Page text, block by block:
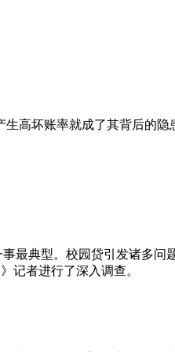
高坏账率就成了其背后的
典型。校园贷引发诸多问
记者进行了深入调查。